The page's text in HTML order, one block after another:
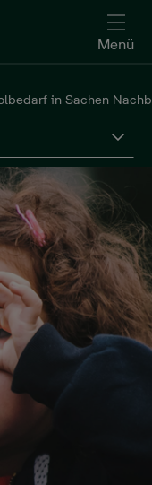
Menü
in Sachen